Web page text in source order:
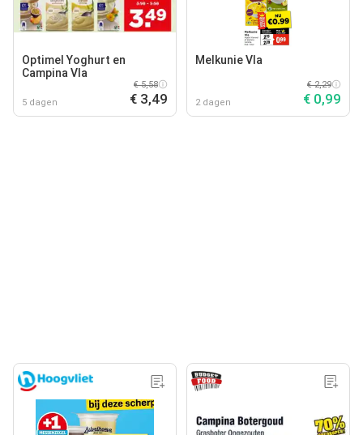
Optimel Yoghurt en
Campina Vla
5 dagen
€ 5,58
€ 3,49
Melkunie Vla
2 dagen
€ 2,29
€ 0,99